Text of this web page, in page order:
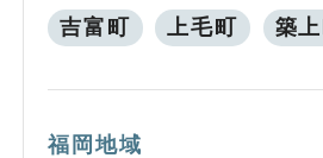
吉富町 上毛町 築上
福岡地域